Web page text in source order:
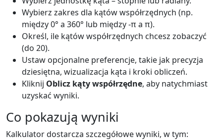
Wybierz zakres dla kątów współrzędnych (np.
między 0° a 360° lub między -π a π).
Określ, ile kątów współrzędnych chcesz zobaczyć
(do 20).
Ustaw opcjonalne preferencje, takie jak precyzja
dziesiętna, wizualizacja kąta i kroki obliczeń.
Kliknij Oblicz kąty współrzędne, aby natychmiast
uzyskać wyniki.
Co pokazują wyniki
Kalkulator dostarcza szczegółowe wyniki, w tym: